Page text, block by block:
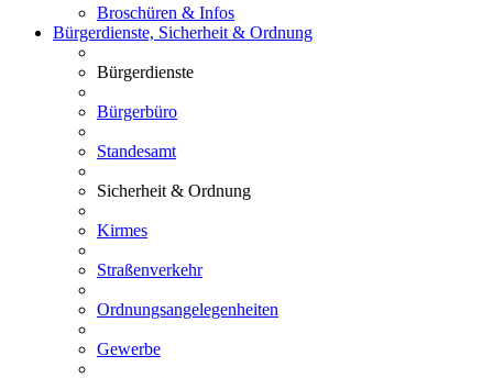
Broschüren & Infos
Bürgerdienste, Sicherheit & Ordnung
Bürgerdienste
Bürgerbüro
Standesamt
Sicherheit & Ordnung
Kirmes
Straßenverkehr
Ordnungsangelegenheiten
Gewerbe